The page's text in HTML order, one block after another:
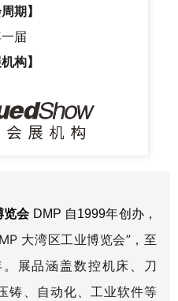
期】
届
构】
览会DMP 自1999年创办，
大湾区工业博览会”，至
展品涵盖数控机床、刀
铸、自动化、工业软件等